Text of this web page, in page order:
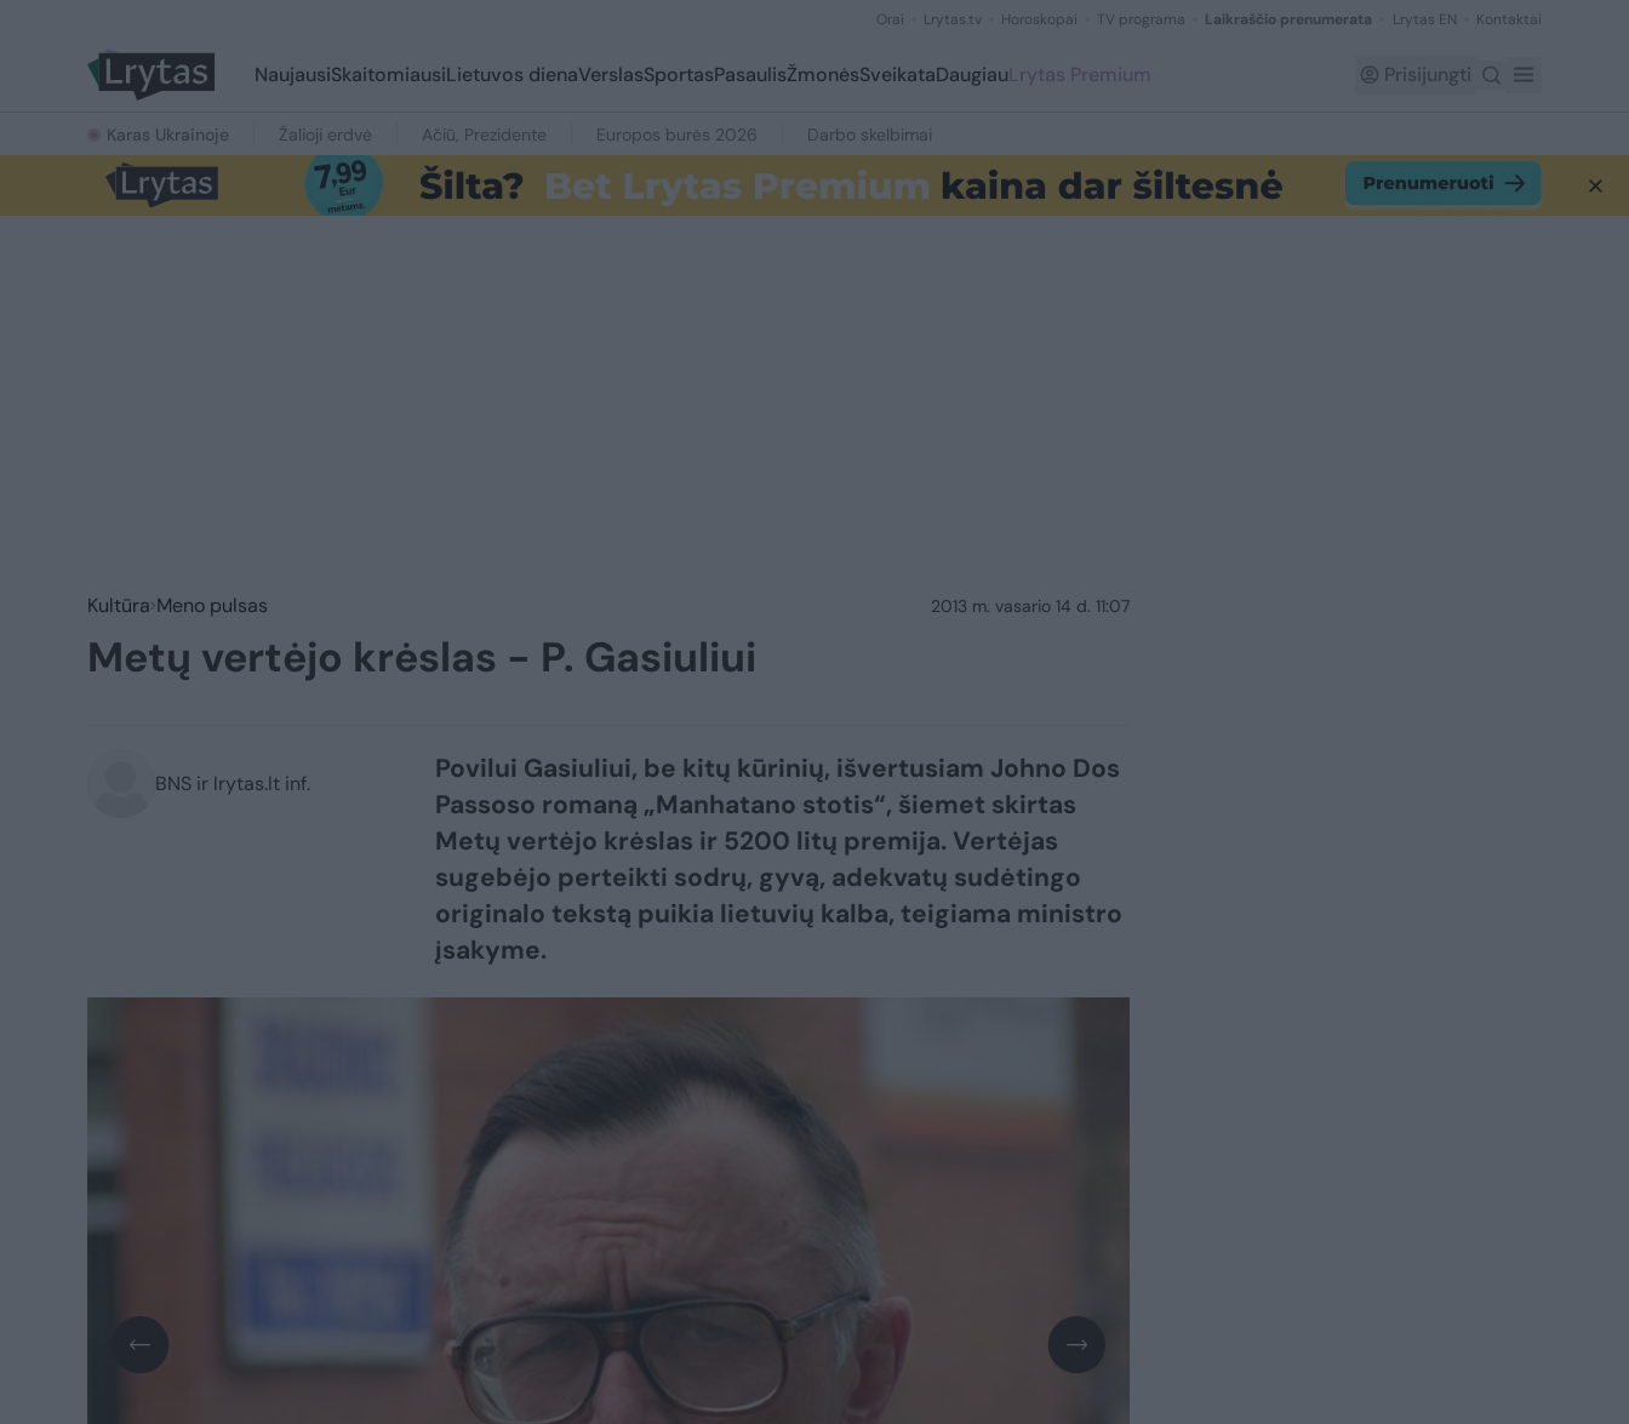
Orai Lrytas.tv Horoskopai TV programa Laikraščio prenumerata Lrytas EN Kontaktai
NaujausiSkaitomiausiLietuvos dienaVerslasSportasPasaulisŽmonėsSveikataDaugiauLrytas Premium Prisijungti
Karas Ukrainoje Žalioji erdvė Ačiū, Prezidente Europos burės 2026 Darbo skelbimai
Kultūra Meno pulsas 2013 m. vasario 14 d. 11:07
Metų vertėjo krėslas - P. Gasiuliui
BNS ir lrytas.lt inf.
Povilui Gasiuliui, be kitų kūrinių, išvertusiam Johno Dos
Passoso romaną „Manhatano stotis“, šiemet skirtas
Metų vertėjo krėslas ir 5200 litų premija. Vertėjas
sugebėjo perteikti sodrų, gyvą, adekvatų sudėtingo
originalo tekstą puikia lietuvių kalba, teigiama ministro
įsakyme.